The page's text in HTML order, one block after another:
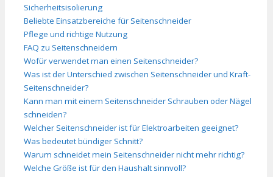
Sicherheitsisolierung
Beliebte Einsatzbereiche für Seitenschneider
Pflege und richtige Nutzung
FAQ zu Seitenschneidern
Wofür verwendet man einen Seitenschneider?
Was ist der Unterschied zwischen Seitenschneider und Kraft-
Seitenschneider?
Kann man mit einem Seitenschneider Schrauben oder Nägel
schneiden?
Welcher Seitenschneider ist für Elektroarbeiten geeignet?
Was bedeutet bündiger Schnitt?
Warum schneidet mein Seitenschneider nicht mehr richtig?
Welche Größe ist für den Haushalt sinnvoll?